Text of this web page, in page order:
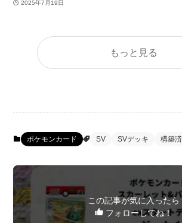
2025年7月19日
もっと見る
ポケモンカード SV SVデッキ 構築
この記事が気に入ったら
フォローしてね！